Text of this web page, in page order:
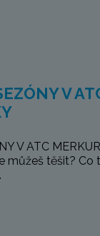
V
V ATC
můžeš těšit? Co